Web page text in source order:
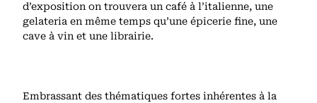
d’exposition on trouvera un café à l’italienne, une
gelateria en même temps qu’une épicerie fine, une
cave à vin et une librairie.
Embrassant des thématiques fortes inhérentes à la